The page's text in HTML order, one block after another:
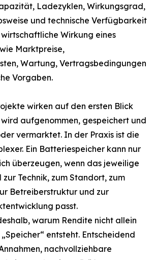
Ladezyklen, Wirkungsgrad,
und technische Verfügbarkeit
Wirkung eines
Marktpreise,
Wartung, Vertragsbedingungen
Vorgaben.
wirken auf den ersten Blick
aufgenommen, gespeichert und
vermarktet. In der Praxis ist die
Ein Batteriespeicher kann nur
überzeugen, wenn das jeweilige
Technik, zum Standort, zum
Betreiberstruktur und zur
passt.
warum Rendite nicht allein
entsteht. Entscheidend
nachvollziehbare